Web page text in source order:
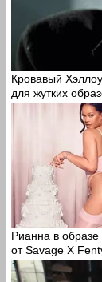
Кровавый
для жутких
Рианна в образе
от Savage X